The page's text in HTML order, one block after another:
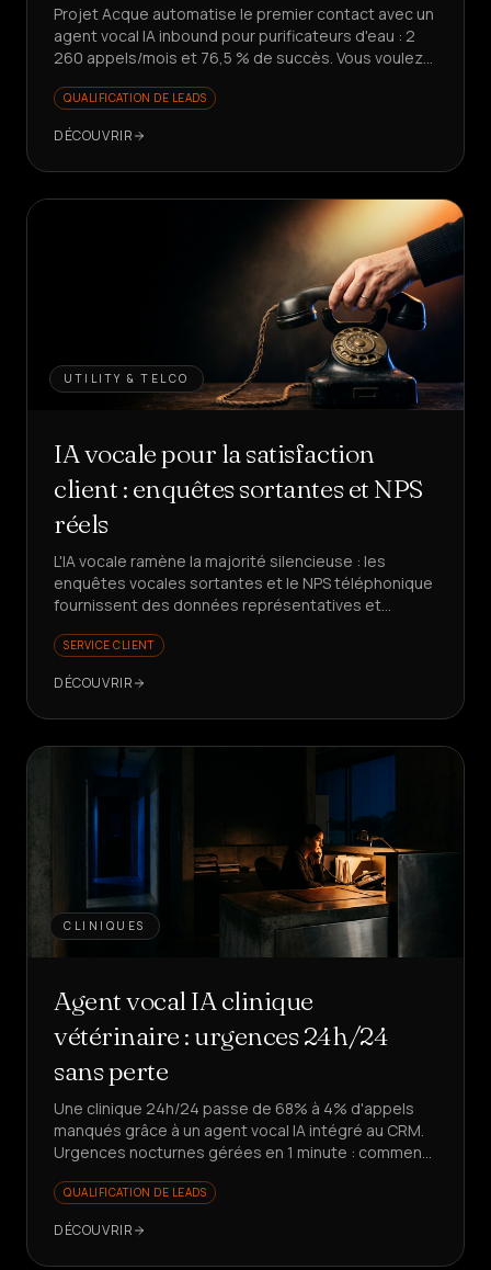
Projet Acque automatise le premier contact avec un
agent vocal IA inbound pour purificateurs d'eau : 2
260 appels/mois et 76,5 % de succès. Vous voulez
QUALIFICATION DE LEADS
DÉCOUVRIR
UTILITY & TELCO
IA vocale pour la satisfaction
client : enquêtes sortantes et NPS
réels
L'IA vocale ramène la majorité silencieuse : les
enquêtes vocales sortantes et le NPS téléphonique
fournissent des données représentatives et
satisfaction client ?
SERVICE CLIENT
DÉCOUVRIR
CLINIQUES
Agent vocal IA clinique
vétérinaire : urgences 24h/24
sans perte
Une clinique 24h/24 passe de 68% à 4% d'appels
manqués grâce à un agent vocal IA intégré au CRM.
Urgences nocturnes gérées en 1 minute : comment
QUALIFICATION DE LEADS
DÉCOUVRIR